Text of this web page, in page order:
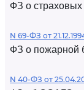
ФЗ о страховых
N 69-ФЗ от
ФЗ о пожарной
N 40-ФЗ от